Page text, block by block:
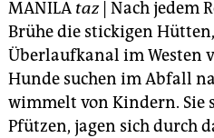
abo
genossenschaft
epaper login
MANILA taz| Nach jedem
Brühe die stickigen
Überlaufkanal im Westen
Hunde suchen im Abfall
wimmelt von Kindern. Sie
Pfützen, jagen sich durch